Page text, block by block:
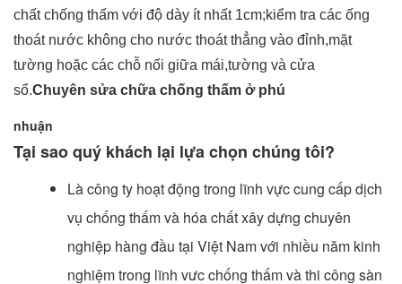
chất chống thấm với độ dày ít nhất 1cm;kiểm tra các ống
thoát nước không cho nước thoát thẳng vào đỉnh,mặt
tường hoặc các chỗ nối giữa mái,tường và cửa
sổ.Chuyên sửa chữa chống thấm ở phú
nhuận
Tại sao quý khách lại lựa chọn chúng tôi?
Là công ty hoạt động trong lĩnh vực cung cấp dịch
vụ chống thấm và hóa chất xây dựng chuyên
nghiệp hàng đầu tại Việt Nam với nhiều năm kinh
nghiệm trong lĩnh vưc chống thấm và thi công sàn